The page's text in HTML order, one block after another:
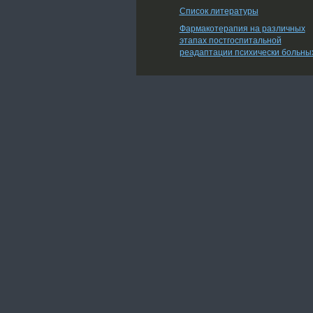
Список литературы
Фармакотерапия на различных
этапах постгоспитальной
реадаптации психически